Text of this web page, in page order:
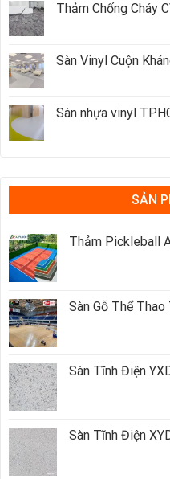
Thảm Chống Cháy
Sàn Vinyl Cuộn
Sàn nhựa vinyl
SẢN
Thảm Pickleball
Sàn Gỗ Thể
Sàn Tĩnh Điện
Sàn Tĩnh Điện